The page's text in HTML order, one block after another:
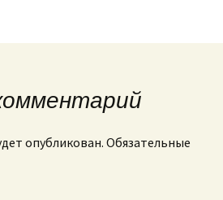
опубликован. Обязательные